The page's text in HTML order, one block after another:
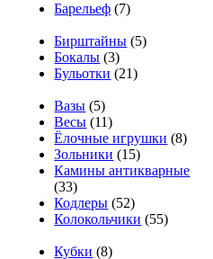
Барельеф (7)
Бирштайны (5)
Бокалы (3)
Бульотки (21)
Вазы (5)
Весы (11)
Ёлочные игрушки (8)
Зольники (15)
Камины антикварные
(33)
Кодлеры (52)
Колокольчики (55)
Кубки (8)